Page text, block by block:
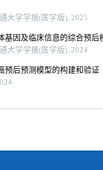
大学学报(医学版), 2025
基因及临床信息的综合预后
大学学报(医学版), 2024
预后预测模型的构建和验证